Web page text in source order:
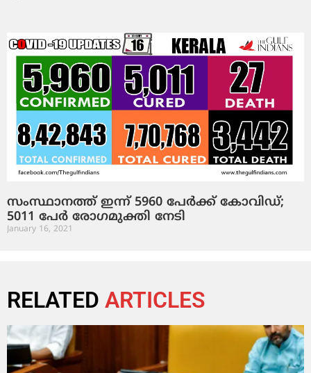
സംസ്ഥാനത്ത് ഇന്ന് 5960 പേര്‍ക്ക് കോവിഡ്;
5011 പേര്‍ രോഗമുക്തി നേടി
January 16, 2021
RELATED ARTICLES